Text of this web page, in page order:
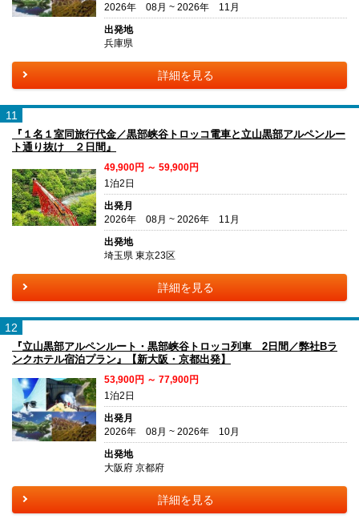
2026年 08月 ~ 2026年 11月
出発地
兵庫県
詳細を見る
11
『１名１室同旅行代金／黒部峡谷トロッコ電車と立山黒部アルペンルー
ト通り抜け ２日間』
49,900円 ～ 59,900円
1泊2日
出発月
2026年 08月 ~ 2026年 11月
出発地
埼玉県 東京23区
詳細を見る
12
『立山黒部アルペンルート・黒部峡谷トロッコ列車 2日間／弊社Bラ
ンクホテル宿泊プラン』【新大阪・京都出発】
53,900円 ～ 77,900円
1泊2日
出発月
2026年 08月 ~ 2026年 10月
出発地
大阪府 京都府
詳細を見る